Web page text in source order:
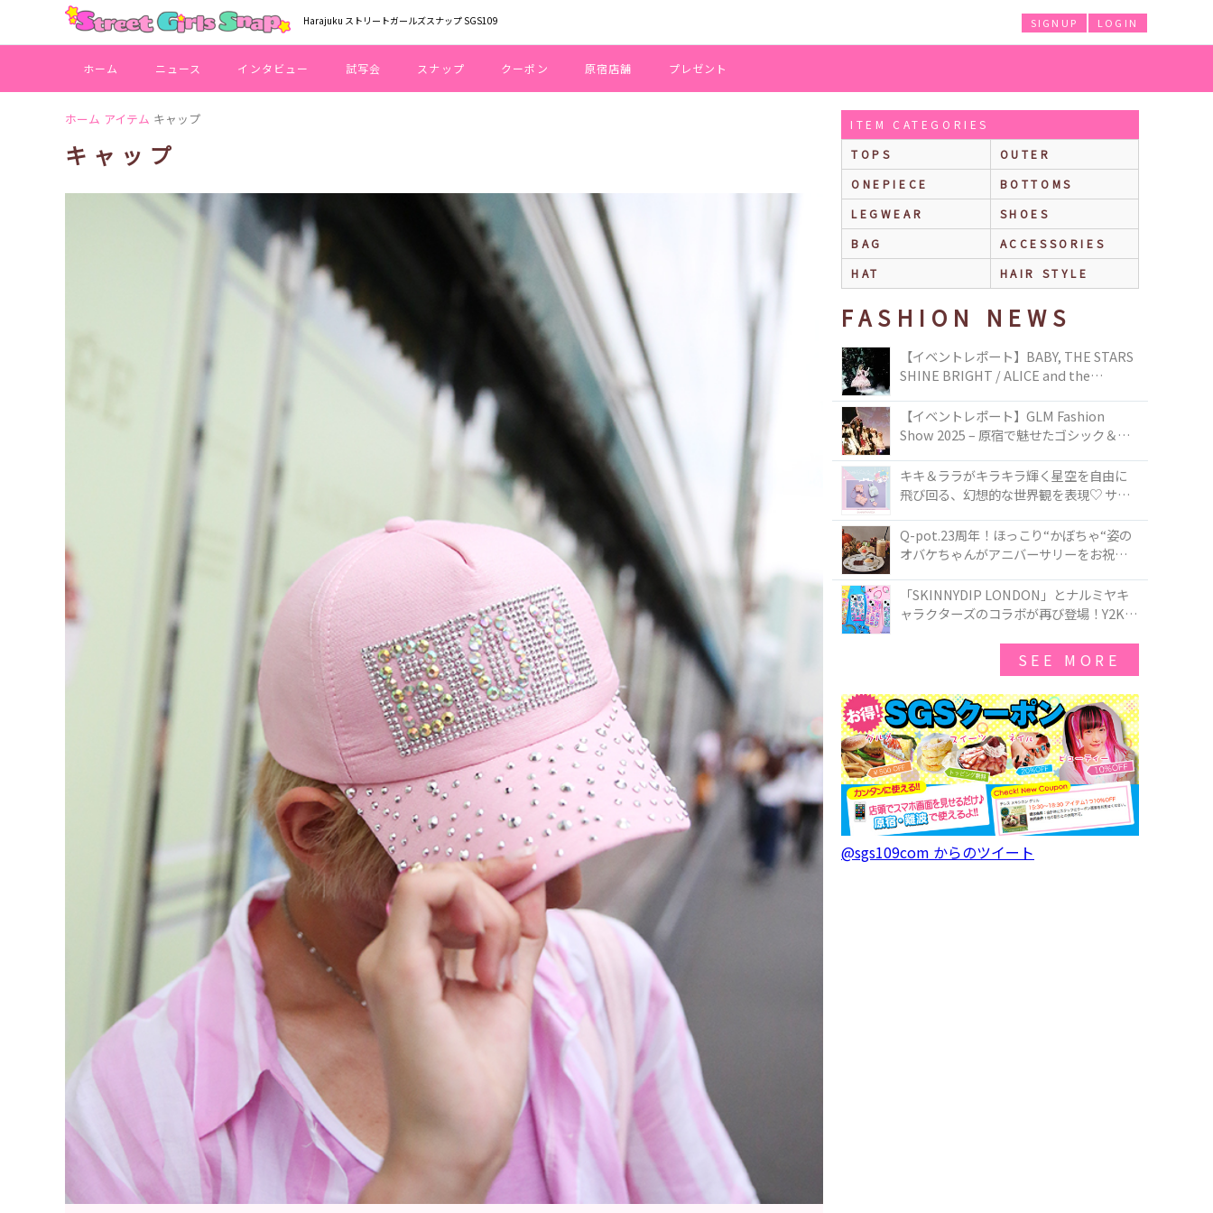
Harajuku ストリートガールズスナップ SGS109 LOGIN
SIGNUP
ホーム ニュース インタビュー 試写会 スナップ クーポン 原宿店舗 プレゼント
ホーム アイテム キャップ
キャップ
ITEM CATEGORIES
TOPS
OUTER
ONEPIECE
BOTTOMS
LEGWEAR
SHOES
BAG
ACCESSORIES
HAT
HAIR STYLE
FASHION NEWS
【イベントレポート】BABY, THE STARS
SHINE BRIGHT / ALICE and the
TOKYO
【イベントレポート】GLM Fashion
Show 2025 – 原宿で魅せたゴシック＆ロ
キキ＆ララがキラキラ輝く星空を自由に
飛び回る、幻想的な世界観を表現♡ サマ
50周年アニバーサリーイヤー』を記念し
たコレクションが登場
Q-pot.23周年！ほっこり“かぼちゃ“姿の
オバケちゃんがアニバーサリーをお祝い
ー」が新発売！Q-pot CAFE.では「かぼち
ゃのオバケーキプレート」も登場
「SKINNYDIP LONDON」とナルミヤキ
ャラクターズのコラボが再び登場！Y2Kム
SEE MORE
@sgs109com からのツイート